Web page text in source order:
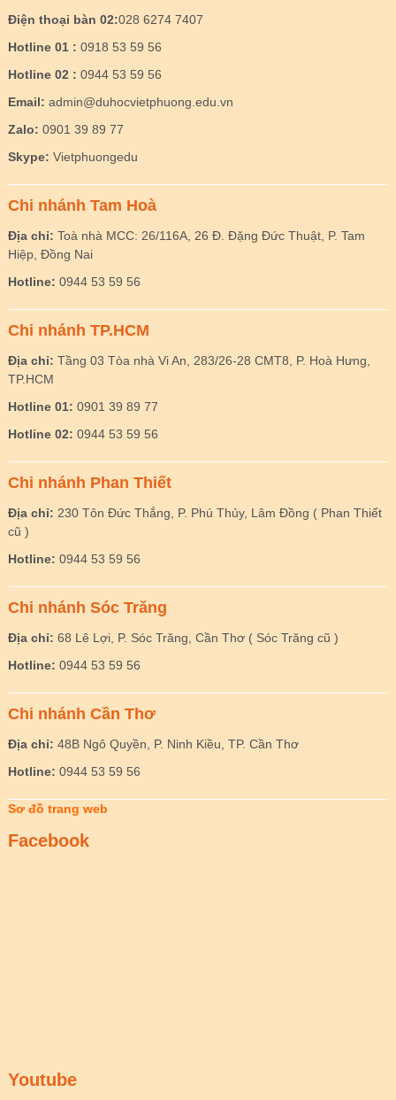
Điện thoại bàn 02:028 6274 7407
Hotline 01 : 0918 53 59 56
Hotline 02 : 0944 53 59 56
Email: admin@duhocvietphuong.edu.vn
Zalo: 0901 39 89 77
Skype: Vietphuongedu
Chi nhánh Tam Hoà
Địa chỉ: Toà nhà MCC: 26/116A, 26 Đ. Đặng Đức Thuật, P. Tam
Hiệp, Đồng Nai
Hotline: 0944 53 59 56
Chi nhánh TP.HCM
Địa chỉ: Tầng 03 Tòa nhà Vi An, 283/26-28 CMT8, P. Hoà Hưng,
TP.HCM
Hotline 01: 0901 39 89 77
Hotline 02: 0944 53 59 56
Chi nhánh Phan Thiết
Địa chỉ: 230 Tôn Đức Thắng, P. Phú Thủy, Lâm Đồng ( Phan Thiết
cũ )
Hotline: 0944 53 59 56
Chi nhánh Sóc Trăng
Địa chỉ: 68 Lê Lợi, P. Sóc Trăng, Cần Thơ ( Sóc Trăng cũ )
Hotline: 0944 53 59 56
Chi nhánh Cần Thơ
Địa chỉ: 48B Ngô Quyền, P. Ninh Kiều, TP. Cần Thơ
Hotline: 0944 53 59 56
Sơ đồ trang web
Facebook
Youtube